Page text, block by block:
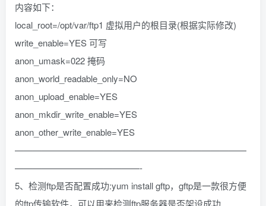
内容如下：
local_root=/opt/var/ftp1 虚拟用户的根目录(根据实际修改)
write_enable=YES 可写
anon_umask=022 掩码
anon_world_readable_only=NO
anon_upload_enable=YES
anon_mkdir_write_enable=YES
anon_other_write_enable=YES
——————————————————————————
——————————————-
5、检测ftp是否配置成功:yum install gftp，gftp是一款很方便
的ftp传输软件，可以用来检测ftp服务器是否架设成功